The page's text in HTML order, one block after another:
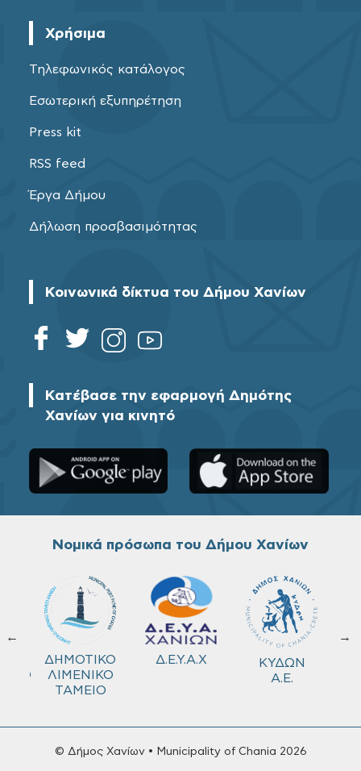
Χρήσιμα
Τηλεφωνικός κατάλογος
Εσωτερική εξυπηρέτηση
Press kit
RSS feed
Έργα Δήμου
Δήλωση προσβασιμότητας
Κοινωνικά δίκτυα του Δήμου Χανίων
Κατέβασε την εφαρμογή Δημότης
Χανίων για κινητό
Νομικά πρόσωπα του Δήμου Χανίων
←
ΔΗΜΟΤΙΚΟ
ΛΙΜΕΝΙΚΟ
ΤΑΜΕΙΟ
Δ.Ε.Υ.Α.Χ
ΚΥΔΩΝ
Α.Ε.
→
© Δήμος Χανίων • Municipality of Chania 2026